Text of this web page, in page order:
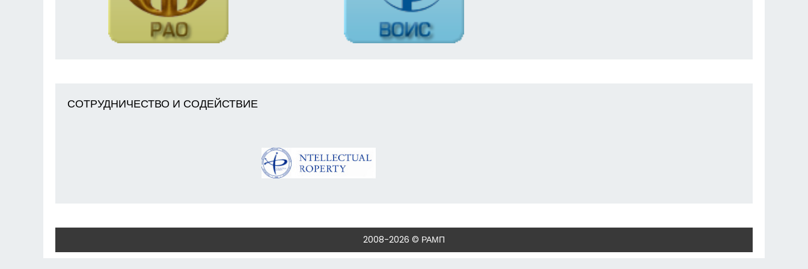
СОТРУДНИЧЕСТВО И СОДЕЙСТВИЕ
2008-2026 © РАМП